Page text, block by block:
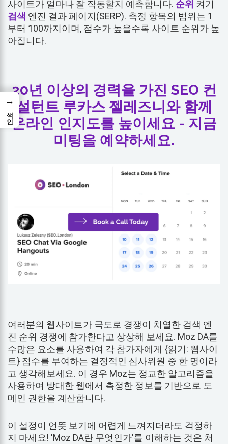
사이트가 얼마나 잘 작동할지 예측합니다. 순위 켜기
검색 엔진 결과 페이지(SERP). 측정 항목의 범위는 1
부터 100까지이며, 점수가 높을수록 사이트 순위가 높
아집니다.
20년 이상의 경력을 가진 SEO 컨
설턴트 루카스 젤레즈니와 함께
온라인 인지도를 높이세요 - 지금
미팅을 예약하세요.
여러분의 웹사이트가 극도로 경쟁이 치열한 검색 엔
진 순위 경쟁에 참가한다고 상상해 보세요. Moz DA를
수많은 요소를 사용하여 각 참가자에게 {읽기: 웹사이
트} 점수를 부여하는 결정적인 심사위원 중 한 명이라
고 생각해보세요. 이 경우 Moz는 정교한 알고리즘을
사용하여 방대한 웹에서 측정한 정보를 기반으로 도
메인 권한을 계산합니다.
이 설정이 언뜻 보기에 어렵게 느껴지더라도 걱정하
지 마세요! 'Moz DA란 무엇인가'를 이해하는 것은 처
→
색인